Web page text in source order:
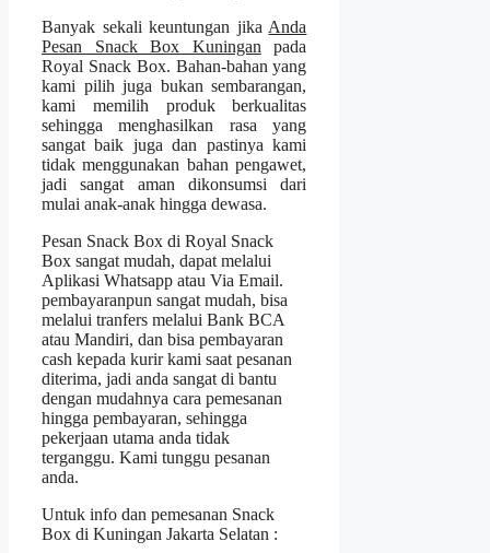
Banyak sekali keuntungan jika Anda
Pesan Snack Box Kuningan pada
Royal Snack Box. Bahan-bahan yang
kami pilih juga bukan sembarangan,
kami memilih produk berkualitas
sehingga menghasilkan rasa yang
sangat baik juga dan pastinya kami
tidak menggunakan bahan pengawet,
jadi sangat aman dikonsumsi dari
mulai anak-anak hingga dewasa.
Pesan Snack Box di Royal Snack
Box sangat mudah, dapat melalui
Aplikasi Whatsapp atau Via Email.
pembayaranpun sangat mudah, bisa
melalui tranfers melalui Bank BCA
atau Mandiri, dan bisa pembayaran
cash kepada kurir kami saat pesanan
diterima, jadi anda sangat di bantu
dengan mudahnya cara pemesanan
hingga pembayaran, sehingga
pekerjaan utama anda tidak
terganggu. Kami tunggu pesanan
anda.
Untuk info dan pemesanan Snack
Box di Kuningan Jakarta Selatan :